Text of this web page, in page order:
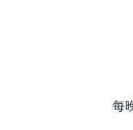
每